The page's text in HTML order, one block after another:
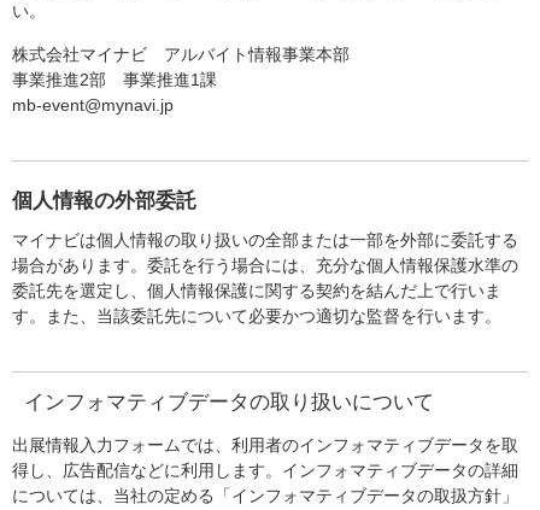
い。
株式会社マイナビ アルバイト情報事業本部
事業推進2部 事業推進1課
mb-event@mynavi.jp
個人情報の外部委託
マイナビは個人情報の取り扱いの全部または一部を外部に委託する
場合があります。委託を行う場合には、充分な個人情報保護水準の
委託先を選定し、個人情報保護に関する契約を結んだ上で行いま
す。また、当該委託先について必要かつ適切な監督を行います。
インフォマティブデータの取り扱いについて
出展情報入力フォームでは、利用者のインフォマティブデータを取
得し、広告配信などに利用します。インフォマティブデータの詳細
については、当社の定める「インフォマティブデータの取扱方針」